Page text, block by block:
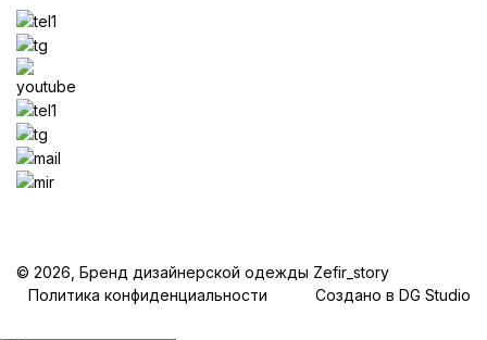
© 2026, Бренд дизайнерской одежды Zefir_story
Политика конфиденциальности
Создано в DG Studio